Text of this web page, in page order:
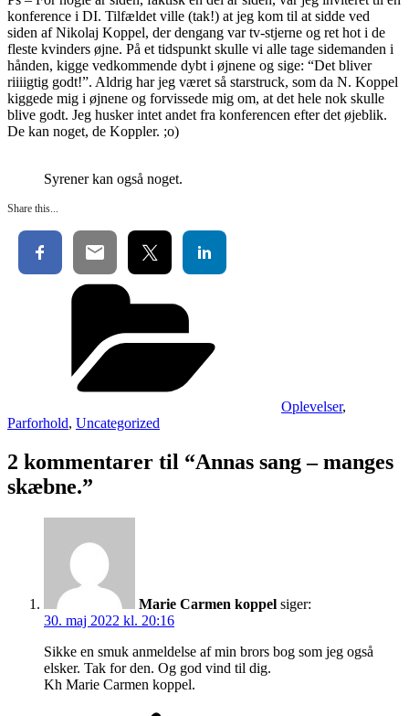
konference i DI. Tilfældet ville (tak!) at jeg kom til at sidde ved
siden af Nikolaj Koppel, der dengang var tv-stjerne og ret hot i de
fleste kvinders øjne. På et tidspunkt skulle vi alle tage sidemanden i
hånden, kigge vedkommende dybt i øjnene og sige: “Det bliver
riiiigtig godt!”. Aldrig har jeg været så starstruck, som da N. Koppel
kiggede mig i øjnene og forvissede mig om, at det hele nok skulle
blive godt. Jeg husker intet andet fra konferencen efter det øjeblik.
De kan noget, de Koppler. ;o)
Syrener kan også noget.
Share this...
Oplevelser,
Parforhold, Uncategorized
2 kommentarer til “Annas sang – manges
skæbne.”
Marie Carmen koppel siger:
30. maj 2022 kl. 20:16
Sikke en smuk anmeldelse af min brors bog som jeg også
elsker. Tak for den. Og god vind til dig.
Kh Marie Carmen koppel.